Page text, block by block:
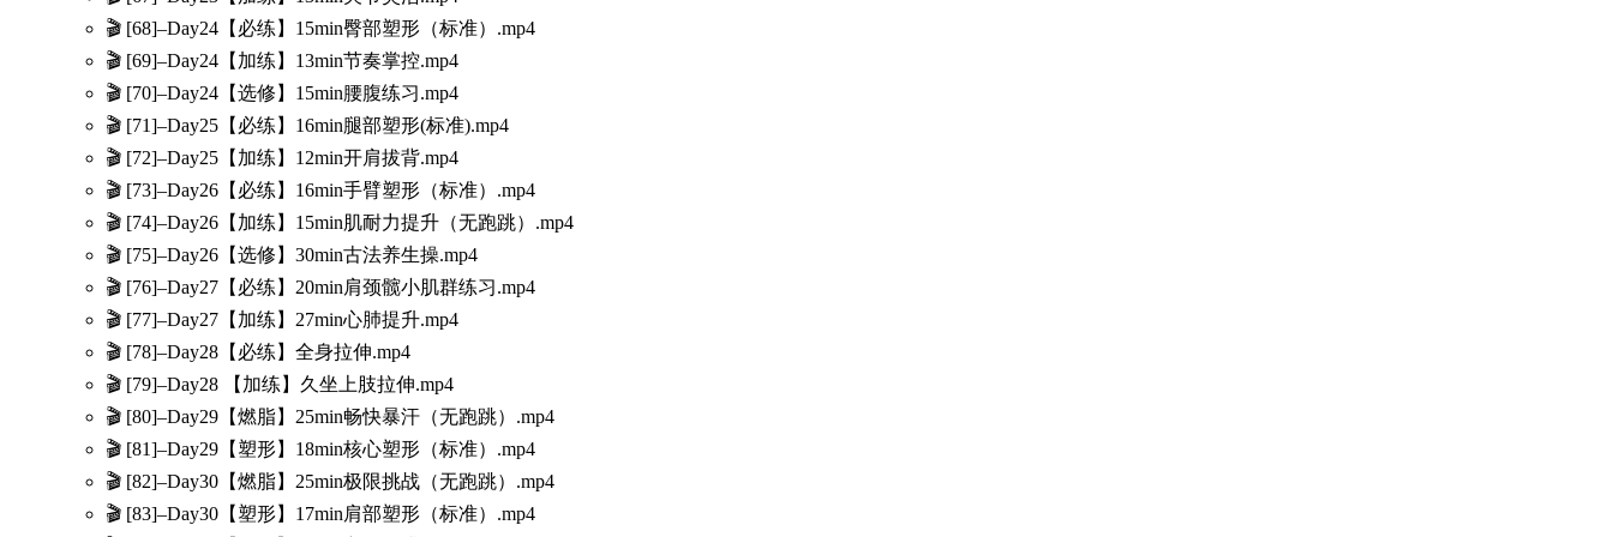
🎬 [68]–Day24【必练】15min臀部塑形（标准）.mp4
🎬 [69]–Day24【加练】13min节奏掌控.mp4
🎬 [70]–Day24【选修】15min腰腹练习.mp4
🎬 [71]–Day25【必练】16min腿部塑形(标准).mp4
🎬 [72]–Day25【加练】12min开肩拔背.mp4
🎬 [73]–Day26【必练】16min手臂塑形（标准）.mp4
🎬 [74]–Day26【加练】15min肌耐力提升（无跑跳）.mp4
🎬 [75]–Day26【选修】30min古法养生操.mp4
🎬 [76]–Day27【必练】20min肩颈髋小肌群练习.mp4
🎬 [77]–Day27【加练】27min心肺提升.mp4
🎬 [78]–Day28【必练】全身拉伸.mp4
🎬 [79]–Day28 【加练】久坐上肢拉伸.mp4
🎬 [80]–Day29【燃脂】25min畅快暴汗（无跑跳）.mp4
🎬 [81]–Day29【塑形】18min核心塑形（标准）.mp4
🎬 [82]–Day30【燃脂】25min极限挑战（无跑跳）.mp4
🎬 [83]–Day30【塑形】17min肩部塑形（标准）.mp4